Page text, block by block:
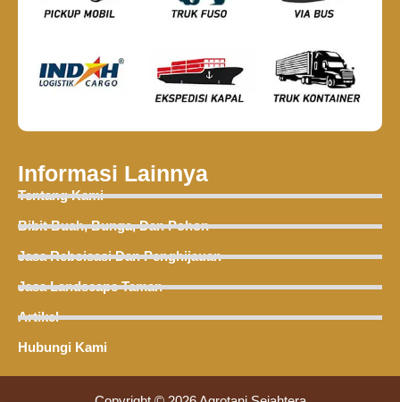
Informasi Lainnya
Tentang Kami
Bibit Buah, Bunga, Dan Pohon
Jasa Reboisasi Dan Penghijauan
Jasa Landscape Taman
Artikel
Hubungi Kami